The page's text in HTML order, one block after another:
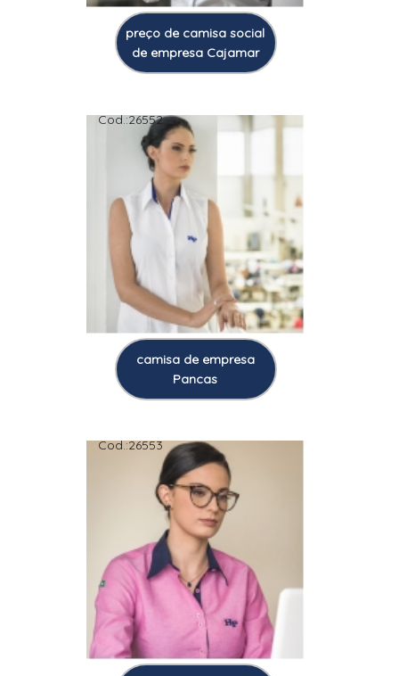
preço de camisa social
de empresa Cajamar
Cod.:26552
camisa de empresa
Pancas
Cod.:26553